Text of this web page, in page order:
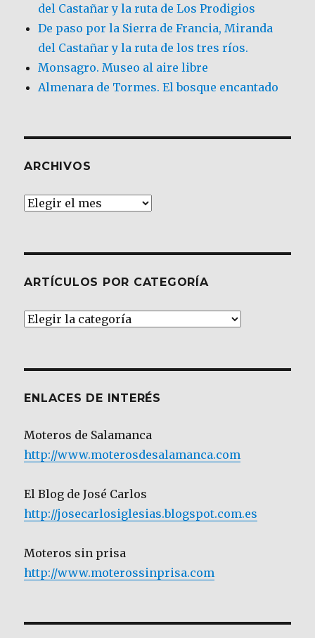
del Castañar y la ruta de Los Prodigios
De paso por la Sierra de Francia, Miranda
del Castañar y la ruta de los tres ríos.
Monsagro. Museo al aire libre
Almenara de Tormes. El bosque encantado
ARCHIVOS
Archivos
ARTÍCULOS POR CATEGORÍA
Artículos
ENLACES DE INTERÉS
Moteros de Salamanca
http://www.moterosdesalamanca.com
El Blog de José Carlos
http://josecarlosiglesias.blogspot.com.es
Moteros sin prisa
http://www.moterossinprisa.com